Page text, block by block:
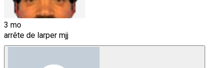
3 mo
arrête de larper mjj